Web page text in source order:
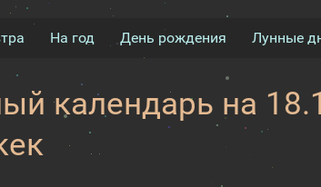
На год День рождения Лунные
календарь на